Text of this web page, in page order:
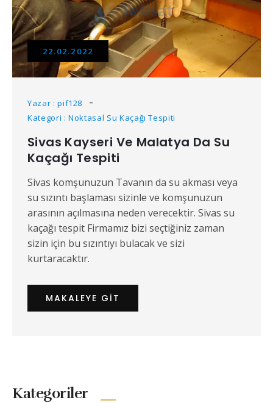
22.02.2022
Yazar : pif128
Kategori : Noktasal Su Kaçağı Tespiti
Sivas Kayseri Ve Malatya Da Su
Kaçağı Tespiti
Sivas komşunuzun Tavanın da su akması veya
su sızıntı başlaması sizinle ve komşunuzun
arasının açılmasına neden verecektir. Sivas su
kaçağı tespit Firmamız bizi seçtiğiniz zaman
sizin için bu sızıntıyı bulacak ve sizi
kurtaracaktır.
MAKALEYE GIT
Kategoriler